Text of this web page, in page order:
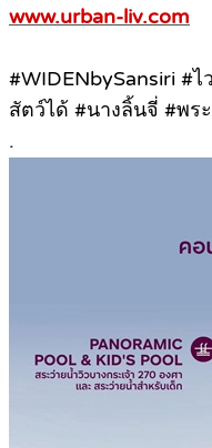
www.urban-liv.com
#WIDENbySansiri #
สัตว์ได้ #นางลิ้นจี่ #พร
.